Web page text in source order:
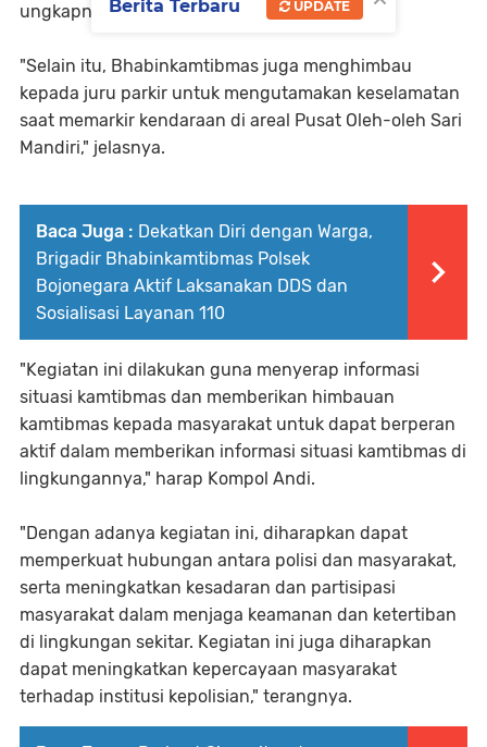
ungkapnya.
"Selain itu, Bhabinkamtibmas juga menghimbau
kepada juru parkir untuk mengutamakan keselamatan
saat memarkir kendaraan di areal Pusat Oleh-oleh Sari
Mandiri," jelasnya.
Baca Juga : Dekatkan Diri dengan Warga,
Brigadir Bhabinkamtibmas Polsek
Bojonegara Aktif Laksanakan DDS dan
Sosialisasi Layanan 110
"Kegiatan ini dilakukan guna menyerap informasi
situasi kamtibmas dan memberikan himbauan
kamtibmas kepada masyarakat untuk dapat berperan
aktif dalam memberikan informasi situasi kamtibmas di
lingkungannya," harap Kompol Andi.
"Dengan adanya kegiatan ini, diharapkan dapat
memperkuat hubungan antara polisi dan masyarakat,
serta meningkatkan kesadaran dan partisipasi
masyarakat dalam menjaga keamanan dan ketertiban
di lingkungan sekitar. Kegiatan ini juga diharapkan
dapat meningkatkan kepercayaan masyarakat
terhadap institusi kepolisian," terangnya.
Berita Terbaru UPDATE